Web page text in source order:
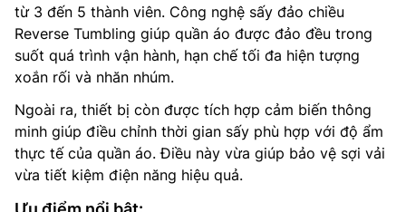
từ 3 đến 5 thành viên. Công nghệ sấy đảo chiều
Reverse Tumbling giúp quần áo được đảo đều trong
suốt quá trình vận hành, hạn chế tối đa hiện tượng
xoắn rối và nhăn nhúm.
Ngoài ra, thiết bị còn được tích hợp cảm biến thông
minh giúp điều chỉnh thời gian sấy phù hợp với độ ẩm
thực tế của quần áo. Điều này vừa giúp bảo vệ sợi vải
vừa tiết kiệm điện năng hiệu quả.